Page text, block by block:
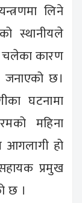
लिने
स्थानीयले
चलेका कारण
छ।
घटनामा
महिना
हो
प्रमुख
छ ।